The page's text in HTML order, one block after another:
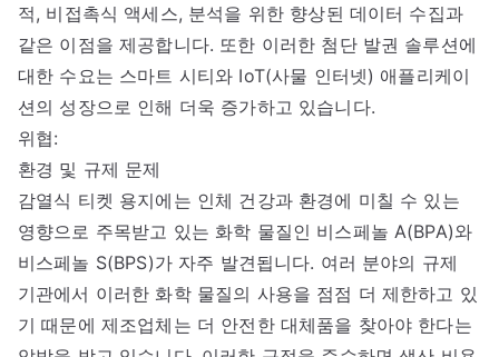
적, 비접촉식 액세스, 분석을 위한 향상된 데이터 수집과
같은 이점을 제공합니다. 또한 이러한 첨단 발권 솔루션에
대한 수요는 스마트 시티와 IoT(사물 인터넷) 애플리케이
션의 성장으로 인해 더욱 증가하고 있습니다.
위협:
환경 및 규제 문제
감열식 티켓 용지에는 인체 건강과 환경에 미칠 수 있는
영향으로 주목받고 있는 화학 물질인 비스페놀 A(BPA)와
비스페놀 S(BPS)가 자주 발견됩니다. 여러 분야의 규제
기관에서 이러한 화학 물질의 사용을 점점 더 제한하고 있
기 때문에 제조업체는 더 안전한 대체품을 찾아야 한다는